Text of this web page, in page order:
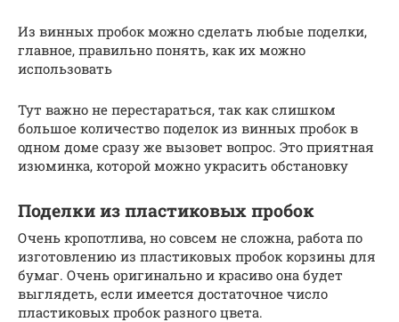
Из винных пробок можно сделать любые поделки,
главное, правильно понять, как их можно
использовать
Тут важно не перестараться, так как слишком
большое количество поделок из винных пробок в
одном доме сразу же вызовет вопрос. Это приятная
изюминка, которой можно украсить обстановку
Поделки из пластиковых пробок
Очень кропотлива, но совсем не сложна, работа по
изготовлению из пластиковых пробок корзины для
бумаг. Очень оригинально и красиво она будет
выглядеть, если имеется достаточное число
пластиковых пробок разного цвета.